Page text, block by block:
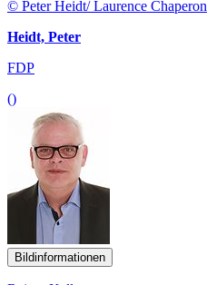
© Peter Heidt/ Laurence Chaperon
Heidt, Peter
FDP
()
Bildinformationen